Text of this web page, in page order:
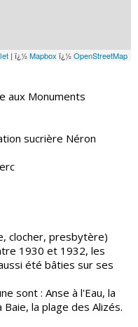
| ï¿½Mapbox ï¿½OpenStreetMap
aux Monuments
sucrière Néron
clocher, presbytère)
1930 et 1932, les
été bâties sur ses
sont : Anse à l'Eau, la
la plage des Alizés.